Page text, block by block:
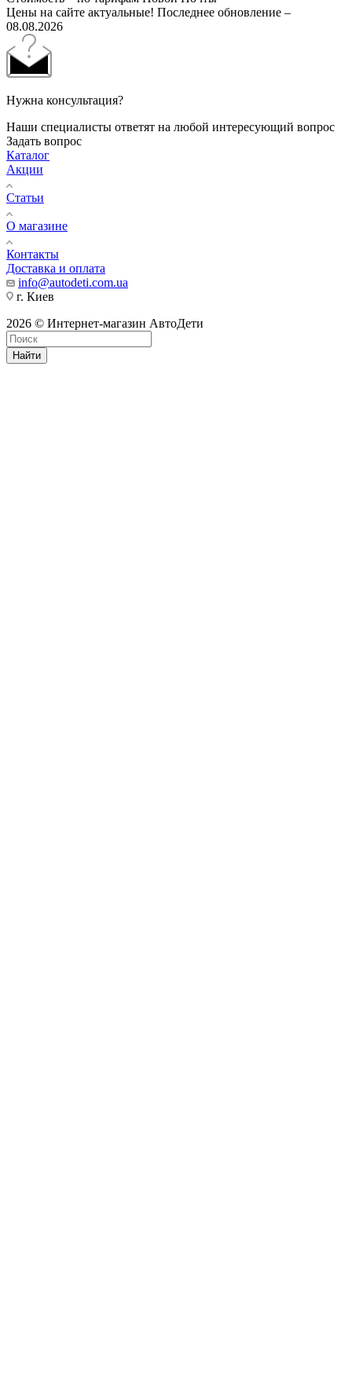
Цены на сайте актуальные! Последнее обновление –
08.08.2026
Нужна консультация?
Наши специалисты ответят на любой интересующий вопрос
Задать вопрос
Каталог
Акции
Статьи
О магазине
Контакты
Доставка и оплата
info@autodeti.com.ua
г. Киев
2026 © Интернет-магазин АвтоДети
Найти